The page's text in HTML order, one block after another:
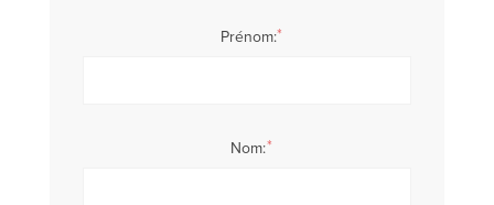
Prénom:*
Nom:*